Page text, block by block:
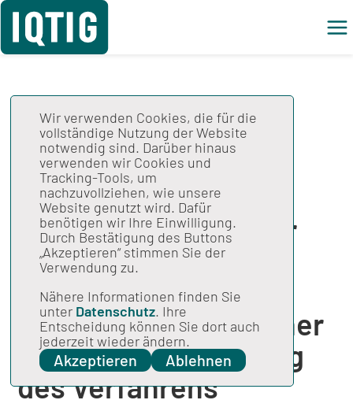
QS-Verfahren
Ambulante
Psychotherapie:
Abschlussbericht zur
Entwicklung eines
Konzeptes zur
Begleitevaluation einer
regionalen Erprobung
des Verfahrens
Wir verwenden Cookies, die für die
vollständige Nutzung der Website
notwendig sind. Darüber hinaus
verwenden wir Cookies und
Tracking-Tools, um
nachzuvollziehen, wie unsere
Website genutzt wird. Dafür
benötigen wir Ihre Einwilligung.
Durch Bestätigung des Buttons
„Akzeptieren“ stimmen Sie der
Verwendung zu.
Nähere Informationen finden Sie
unter Datenschutz. Ihre
Entscheidung können Sie dort auch
jederzeit wieder ändern.
Akzeptieren Ablehnen